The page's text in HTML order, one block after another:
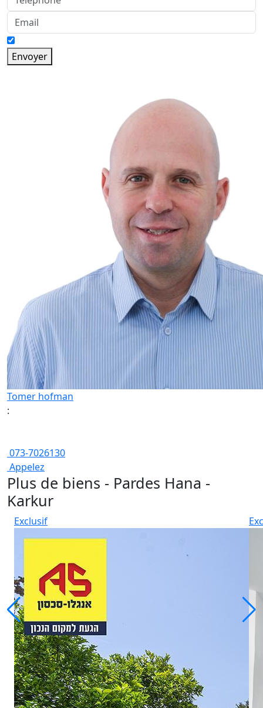
Envoyer
Tomer hofman
:
073-7026130
Appelez
Plus de biens - Pardes Hana -
Karkur
Exclusif